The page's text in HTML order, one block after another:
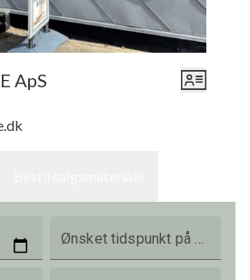
ApS
Ønsket tidspunkt på dagen